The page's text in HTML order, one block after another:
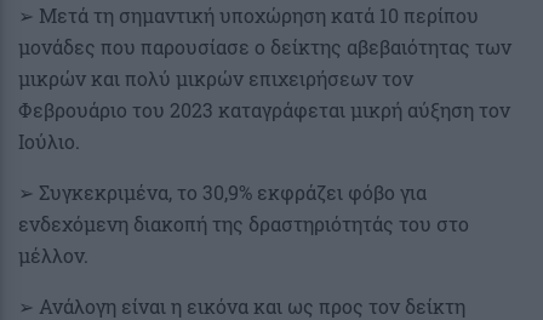
➢ Μετά τη σημαντική υποχώρηση κατά 10 περίπου
μονάδες που παρουσίασε ο δείκτης αβεβαιότητας των
μικρών και πολύ μικρών επιχειρήσεων τον
Φεβρουάριο του 2023 καταγράφεται μικρή αύξηση τον
Ιούλιο.
➢ Συγκεκριμένα, το 30,9% εκφράζει φόβο για
ενδεχόμενη διακοπή της δραστηριότητάς του στο
μέλλον.
➢ Ανάλογη είναι η εικόνα και ως προς τον δείκτη